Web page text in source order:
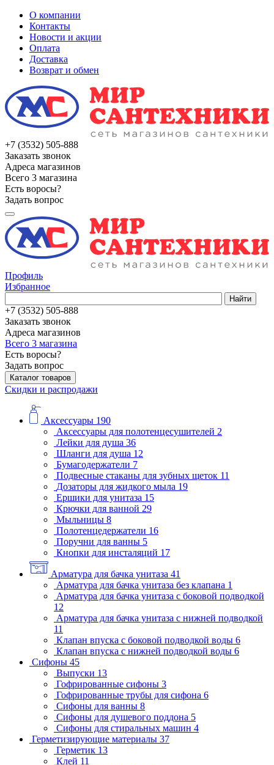
О компании
Контакты
Новости и акции
Оплата
Доставка
Возврат и обмен
+7 (3532) 505-888
Заказать звонок
Адреса магазинов
Всего 3 магазина
Есть воросы?
Задать вопрос
Профиль
Избранное
Найти
+7 (3532) 505-888
Заказать звонок
Адреса магазинов
Всего 3 магазина
Есть воросы?
Задать вопрос
Каталог товаров
Скидки и распродажи
Аксессуары 190
Аксессуары для полотенцесушителей 2
Лейки для душа 36
Шланги для душа 12
Бумагодержатели 7
Подвесные стаканы для зубных щеток 11
Дозаторы для жидкого мыла 19
Ершики для унитаза 15
Крючки для ванной 29
Мыльницы 8
Полотенцедержатели 16
Поручни для ванны 5
Кнопки для инсталяций 17
Арматура для бачка унитаза 41
Арматура для бачка унитаза без клапана 1
Арматура для бачка унитаза с боковой подводкой
12
Арматура для бачка унитаза с нижней подводкой
11
Клапан впуска с боковой подводкой воды 6
Клапан впуска с нижней подводкой воды 6
Сифоны 45
Выпуски 13
Гофрированные сифоны 3
Гофрированные трубы для сифона 6
Сифоны для ванны 8
Сифоны для душевого поддона 5
Сифоны для стиральных машин 4
Герметизирующие материалы 37
Герметик 13
Клей 11